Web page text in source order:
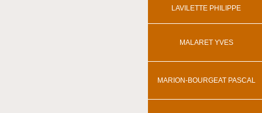
LAVILETTE PHILIPPE
MALARET YVES
MARION-BOURGEAT PASCAL